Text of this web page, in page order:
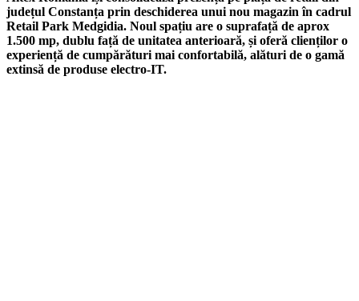
județul Constanța prin deschiderea unui nou magazin în cadrul
Retail Park Medgidia. Noul spațiu are o suprafață de aprox
1.500 mp, dublu față de unitatea anterioară, și oferă clienților o
experiență de cumpărături mai confortabilă, alături de o gamă
extinsă de produse electro-IT.